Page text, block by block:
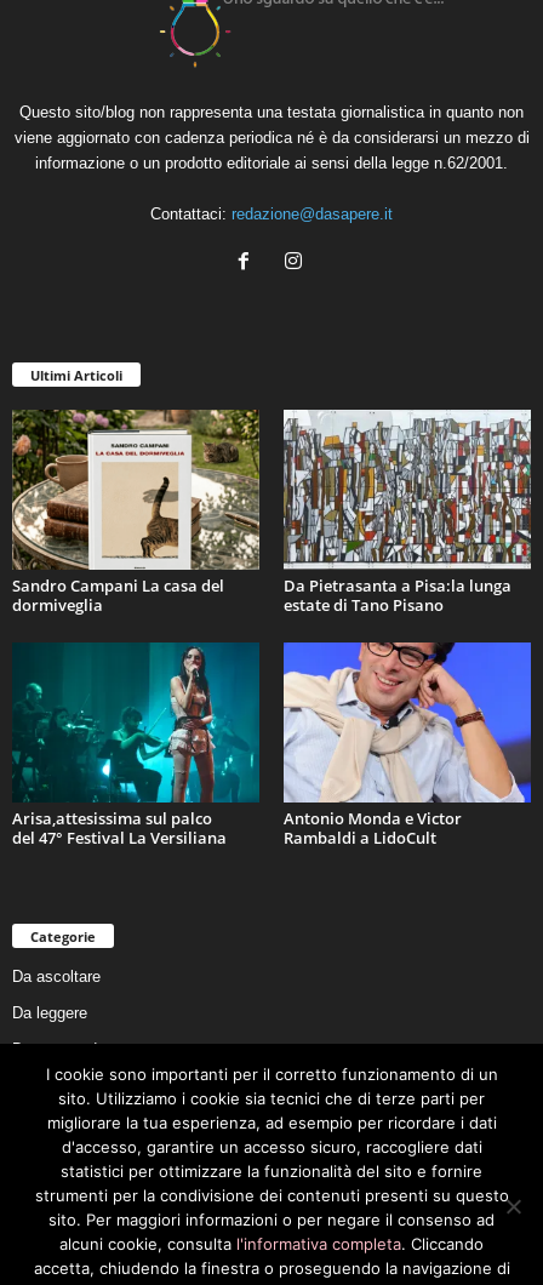
Questo sito/blog non rappresenta una testata giornalistica in quanto non
viene aggiornato con cadenza periodica né è da considerarsi un mezzo di
informazione o un prodotto editoriale ai sensi della legge n.62/2001.
Contattaci: redazione@dasapere.it
Ultimi Articoli
Sandro Campani La casa del
dormiveglia
Da Pietrasanta a Pisa:la lunga
estate di Tano Pisano
Arisa,attesissima sul palco
del 47° Festival La Versiliana
Antonio Monda e Victor
Rambaldi a LidoCult
Categorie
Da ascoltare
Da leggere
Da non perdere
Da conoscere
Da preservare
Da vivere
Cookie Policy
I cookie sono importanti per il corretto funzionamento di un
sito. Utilizziamo i cookie sia tecnici che di terze parti per
migliorare la tua esperienza, ad esempio per ricordare i dati
d'accesso, garantire un accesso sicuro, raccogliere dati
statistici per ottimizzare la funzionalità del sito e fornire
strumenti per la condivisione dei contenuti presenti su questo
sito. Per maggiori informazioni o per negare il consenso ad
alcuni cookie, consulta l'informativa completa. Cliccando
accetta, chiudendo la finestra o proseguendo la navigazione di